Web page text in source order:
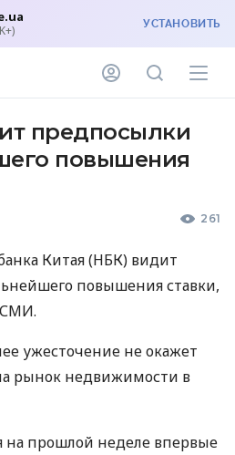
УСТАНОВИТЬ
предпосылки
повышения
261
Китая (НБК) видит
повышения ставки,
СМИ.
ужесточение не окажет
рынок недвижимости в
на прошлой неделе впервые